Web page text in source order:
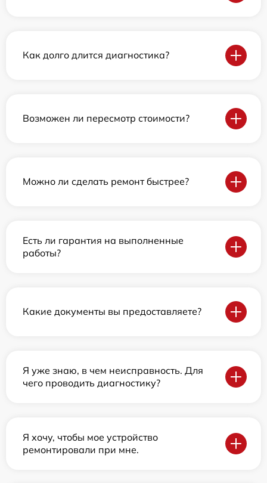
Как долго длится диагностика?
Возможен ли пересмотр стоимости?
Можно ли сделать ремонт быстрее?
Есть ли гарантия на выполненные
работы?
Какие документы вы предоставляете?
Я уже знаю, в чем неисправность. Для
чего проводить диагностику?
Я хочу, чтобы мое устройство
ремонтировали при мне.